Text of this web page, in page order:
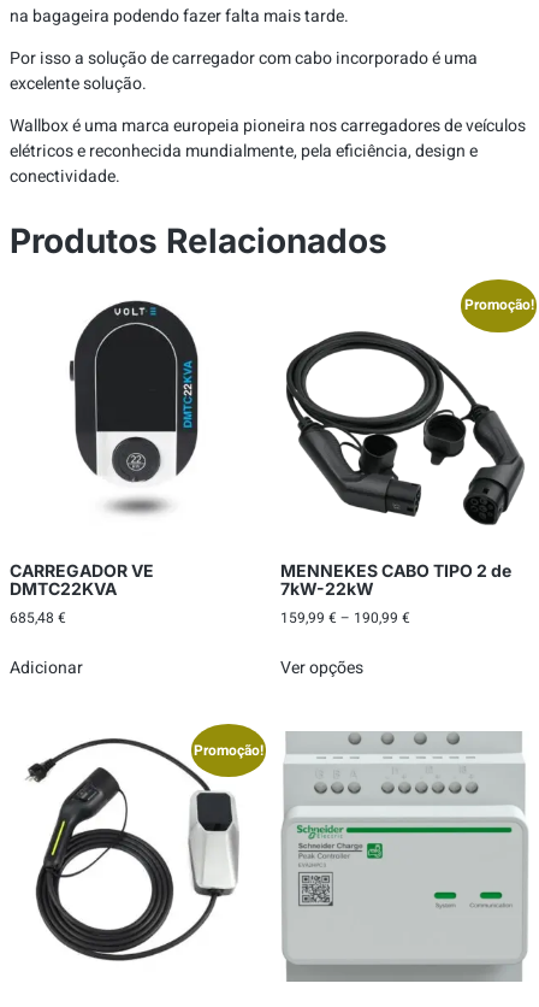
na bagageira podendo fazer falta mais tarde.
Por isso a solução de carregador com cabo incorporado é uma
excelente solução.
Wallbox é uma marca europeia pioneira nos carregadores de veículos
elétricos e reconhecida mundialmente, pela eficiência, design e
conectividade.
Produtos Relacionados
CARREGADOR VE
DMTC22KVA
685,48 €
Adicionar
Promoção!
MENNEKES CABO TIPO 2 de
7kW-22kW
159,99 € – 190,99 €
Ver opções
Promoção!